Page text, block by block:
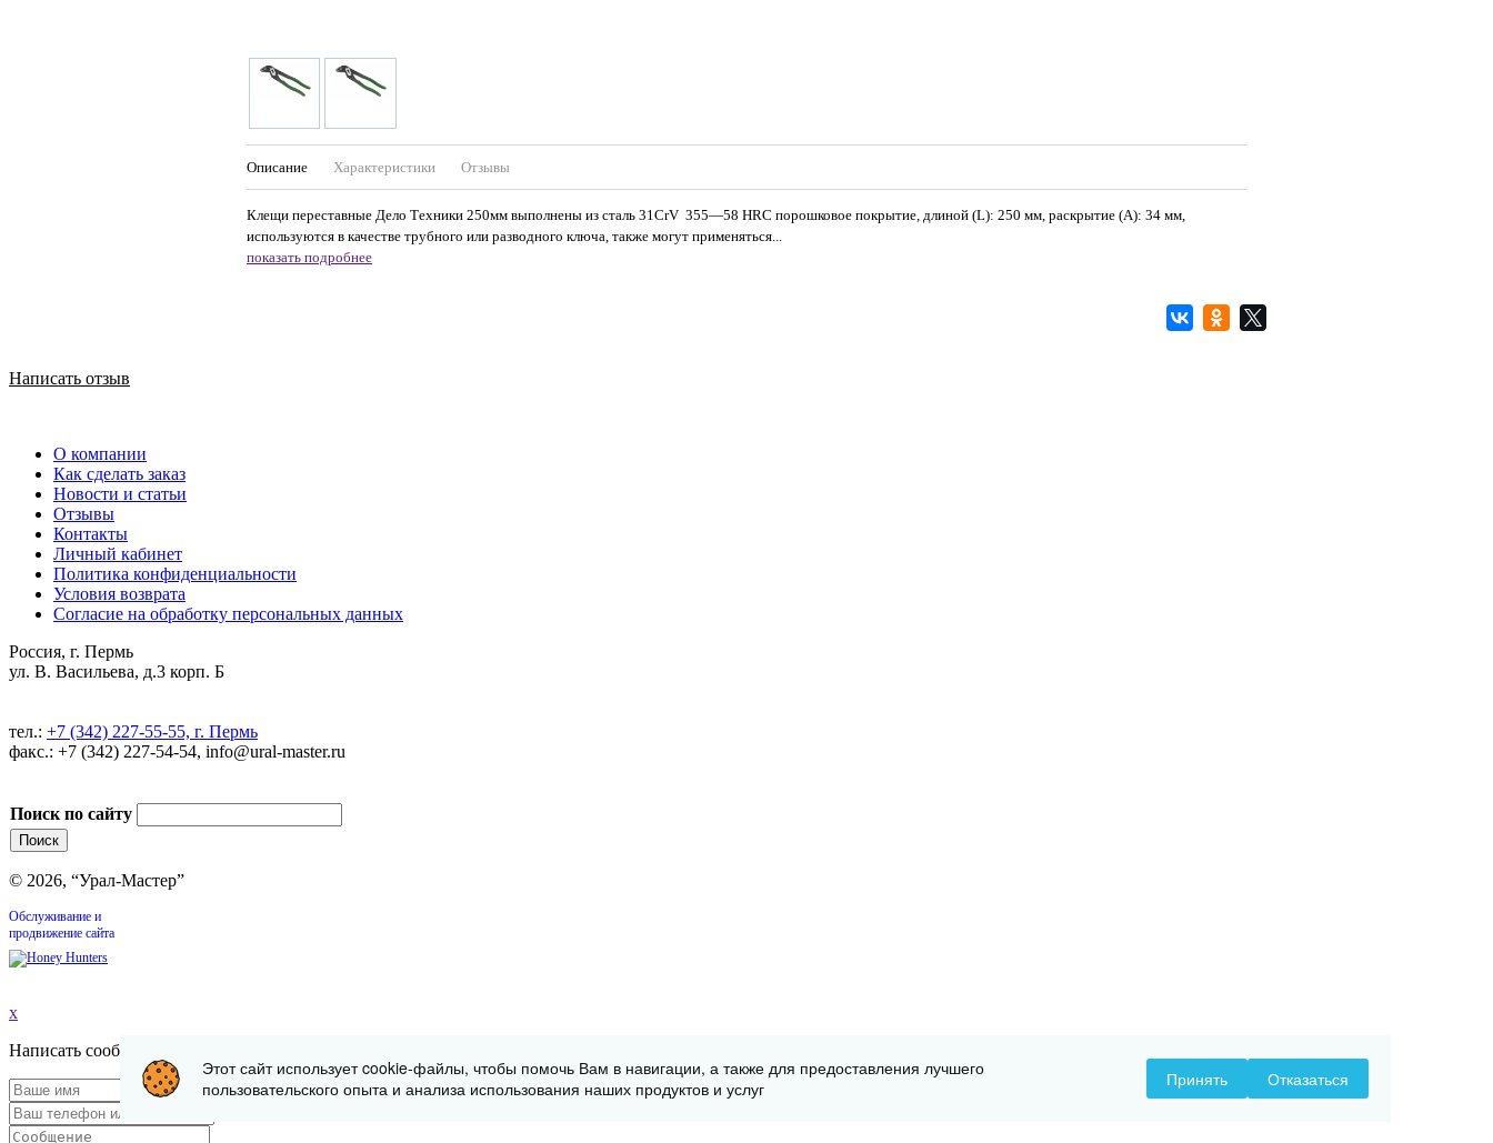
Описание Характеристики Отзывы
Клещи переставные Дело Техники 250мм выполнены из сталь 31CrV 355—58 HRC порошковое покрытие, длиной (L): 250 мм, раскрытие (A): 34 мм,
используются в качестве трубного или разводного ключа, также могут применяться...
показать подробнее
Написать отзыв
О компании
Как сделать заказ
Новости и статьи
Отзывы
Контакты
Личный кабинет
Политика конфиденциальности
Условия возврата
Согласие на обработку персональных данных
Россия, г. Пермь
ул. В. Васильева, д.3 корп. Б
тел.: +7 (342) 227-55-55, г. Пермь
факс.: +7 (342) 227-54-54, info@ural-master.ru
Поиск по сайту
© 2026, “Урал-Мастер”
Обслуживание и
продвижение сайта
x
Написать сообщение
Этот сайт использует cookie-файлы, чтобы помочь Вам в навигации, а также для предоставления лучшего
пользовательского опыта и анализа использования наших продуктов и услуг
Принять Отказаться